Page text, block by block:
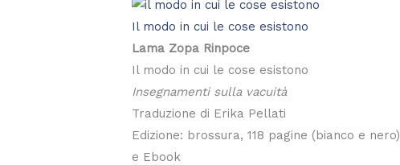
Il modo in cui le cose esistono
Lama Zopa Rinpoce
Il modo in cui le cose esistono
Insegnamenti sulla vacuità
Traduzione di Erika Pellati
Edizione: brossura, 118 pagine (bianco e nero)
e Ebook